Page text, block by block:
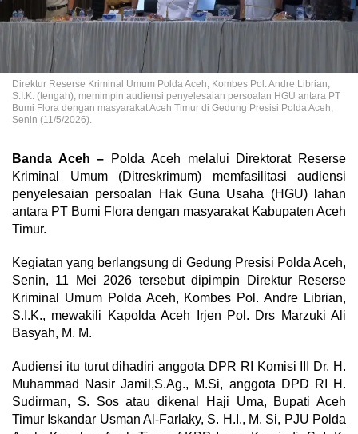
Direktur Reserse Kriminal Umum Polda Aceh, Kombes Pol. Andre Librian,
S.I.K. (tengah), memimpin audiensi penyelesaian persoalan HGU antara PT
Bumi Flora dengan masyarakat Aceh Timur di Gedung Presisi Polda Aceh,
Senin (11/5/2026).
Banda Aceh – Polda Aceh melalui Direktorat Reserse
Kriminal Umum (Ditreskrimum) memfasilitasi audiensi
penyelesaian persoalan Hak Guna Usaha (HGU) lahan
antara PT Bumi Flora dengan masyarakat Kabupaten Aceh
Timur.
Kegiatan yang berlangsung di Gedung Presisi Polda Aceh,
Senin, 11 Mei 2026 tersebut dipimpin Direktur Reserse
Kriminal Umum Polda Aceh, Kombes Pol. Andre Librian,
S.I.K., mewakili Kapolda Aceh Irjen Pol. Drs Marzuki Ali
Basyah, M. M.
Audiensi itu turut dihadiri anggota DPR RI Komisi III Dr. H.
Muhammad Nasir Jamil,S.Ag., M.Si, anggota DPD RI H.
Sudirman, S. Sos atau dikenal Haji Uma, Bupati Aceh
Timur Iskandar Usman Al-Farlaky, S. H.I., M. Si, PJU Polda